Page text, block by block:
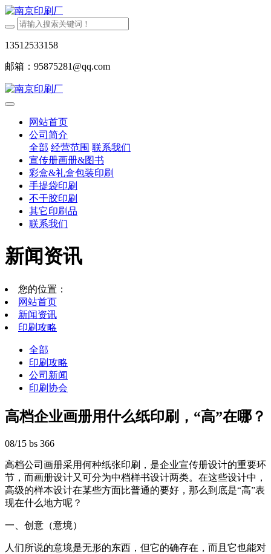
13512533158
邮箱：95875281@qq.com
网站首页
公司简介
全部 经营范围 联系我们
宣传册画册&图书
彩盒&礼盒包装印刷
手提袋印刷
不干胶印刷
其它印刷品
联系我们
新闻资讯
您的位置：
网站首页
新闻资讯
印刷攻略
全部
印刷攻略
公司新闻
印刷协会
高档企业画册用什么纸印刷，“高”在哪？
08/15 bs 366
高档公司画册采用何种纸张印刷，是企业宣传册设计的重要环
节，而画册设计又可分为中档样书设计两类。在这些设计中，
高级的样本设计在某些方面比普通的要好，那么到底是“高”表
现在什么地方呢？
一、创意（意境）
人们所说的意境是无形的东西，但它的确存在，而且它也能对